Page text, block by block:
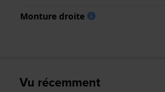
Monture droite
Vu récemment